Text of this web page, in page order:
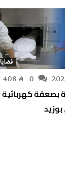
قضايا
408
بصعقة كهربائية